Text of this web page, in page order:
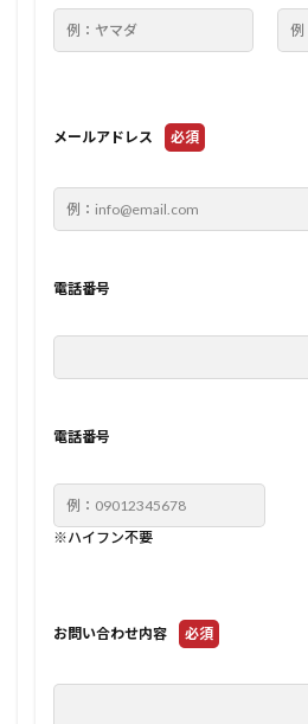
メールアドレス 必須
電話番号
電話番号
※ハイフン不要
お問い合わせ内容 必須